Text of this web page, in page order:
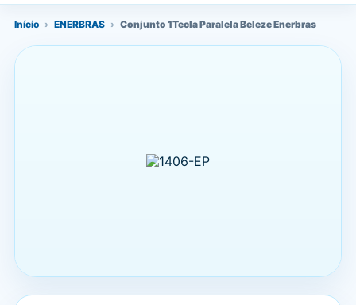
Início › ENERBRAS › Conjunto 1Tecla Paralela Beleze Enerbras